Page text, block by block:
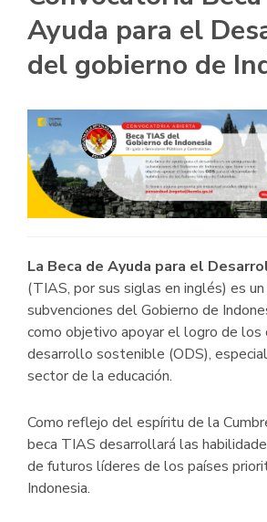
Ayuda para el
del gobierno de
La Beca de Ayuda para el
(TIAS, por sus siglas en inglés) es
subvenciones del Gobierno de
como objetivo apoyar el logro de los
desarrollo sostenible (ODS),
sector de la educación.
Como reflejo del espíritu de la
beca TIAS desarrollará las
de futuros líderes de los países
Indonesia.